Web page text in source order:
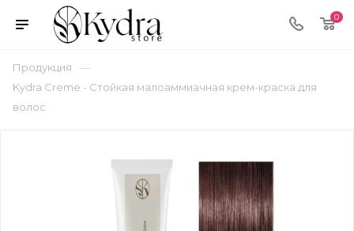
0
Продукция —
Kydra Cremе - Стойкая малоаммиачная крем-краска для
волос